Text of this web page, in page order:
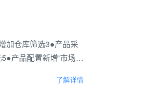
加仓库筛选3●产品采
产品配置新增‘市场价
了解详情